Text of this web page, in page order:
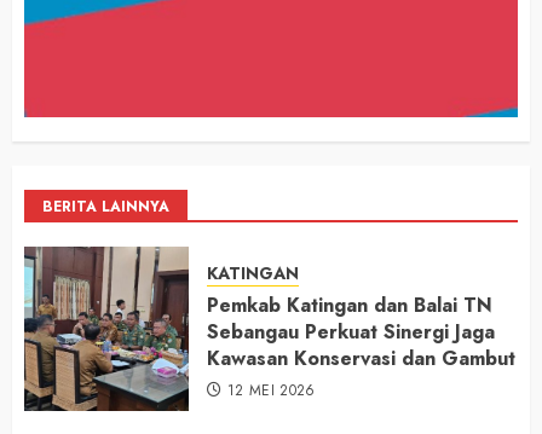
BERITA LAINNYA
KATINGAN
Pemkab Katingan dan Balai TN
Sebangau Perkuat Sinergi Jaga
Kawasan Konservasi dan Gambut
12 MEI 2026